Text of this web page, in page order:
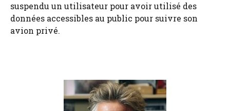
suspendu un utilisateur pour avoir utilisé des
données accessibles au public pour suivre son
avion privé.